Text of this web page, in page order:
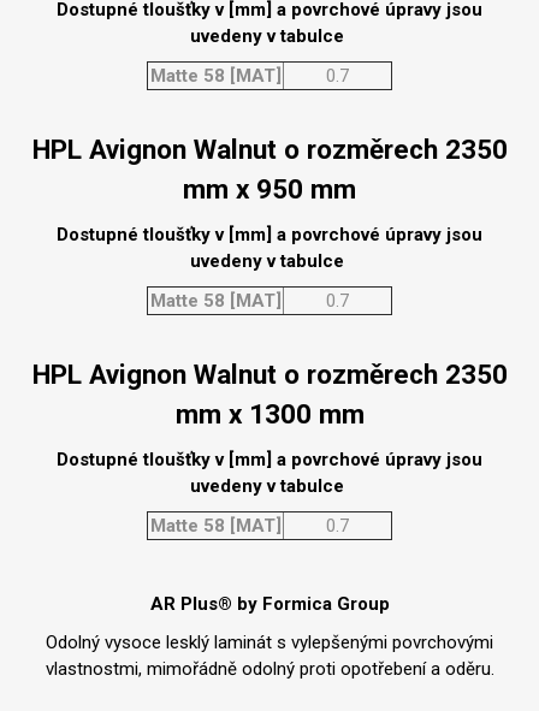
Dostupné tloušťky v [mm] a povrchové úpravy jsou
uvedeny v tabulce
Matte 58 [MAT]
0.7
HPL Avignon Walnut o rozměrech 2350
mm x 950 mm
Dostupné tloušťky v [mm] a povrchové úpravy jsou
uvedeny v tabulce
Matte 58 [MAT]
0.7
HPL Avignon Walnut o rozměrech 2350
mm x 1300 mm
Dostupné tloušťky v [mm] a povrchové úpravy jsou
uvedeny v tabulce
Matte 58 [MAT]
0.7
AR Plus® by Formica Group
Odolný vysoce lesklý laminát s vylepšenými povrchovými
vlastnostmi, mimořádně odolný proti opotřebení a oděru.